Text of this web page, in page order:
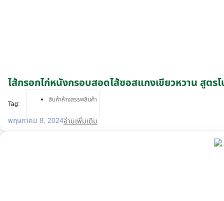
ไส้กรอกไก่หนังกรอบสอดไส้ซอสแกงเขียวหวาน สูต
Tag: สินค้าห้างสรรพสินค้า
พฤษภาคม 8, 2024อ่านเพิ่มเติม